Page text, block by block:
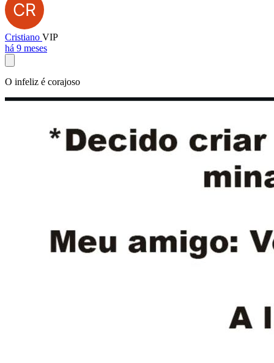
Cristiano VIP
há 9 meses
O infeliz é corajoso